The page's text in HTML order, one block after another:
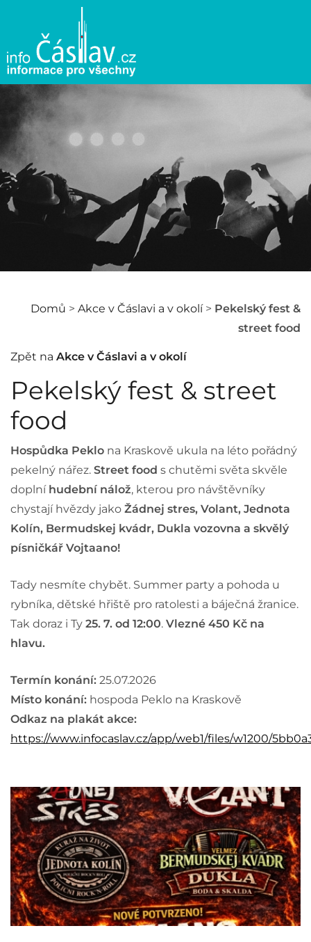
Domů > Akce v Čáslavi a v okolí> Pekelský fest &
street food
Zpět na Akce v Čáslavi a v okolí
Pekelský fest & street
food
Hospůdka Peklo na Kraskově ukula na léto pořádný
pekelný nářez. Street food s chutěmi světa skvěle
doplní hudební nálož, kterou pro návštěvníky
chystají hvězdy jako Žádnej stres, Volant, Jednota
Kolín, Bermudskej kvádr, Dukla vozovna a skvělý
písničkář Vojtaano!
Tady nesmíte chybět. Summer party a pohoda u
rybníka, dětské hřiště pro ratolesti a báječná žranice.
Tak doraz i Ty 25. 7. od 12:00. Vlezné 450 Kč na
hlavu.
Termín konání: 25.07.2026
Místo konání: hospoda Peklo na Kraskově
Odkaz na plakát akce:
https://www.infocaslav.cz/app/web1/files/w1200/